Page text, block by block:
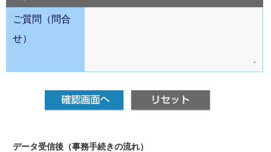
ご質問（問合
せ）
データ受信後（事務手続きの流れ）